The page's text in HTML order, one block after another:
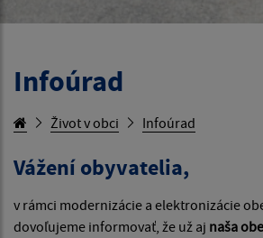
Infoúrad
Život v obci Infoúrad
Vážení obyvatelia,
v rámci modernizácie a elektronizácie
dovoľujeme informovať, že už aj naša